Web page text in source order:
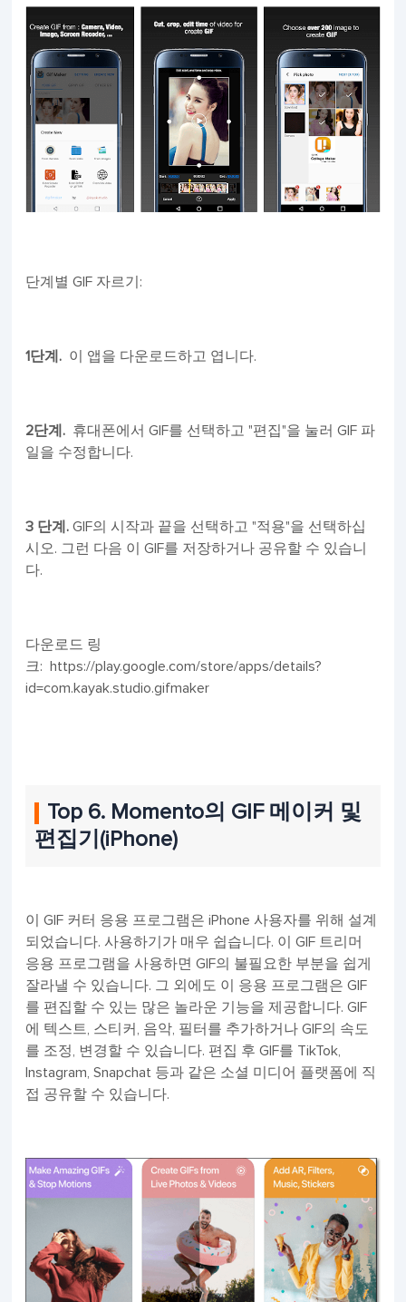
단계별 GIF 자르기:
1단계. 이 앱을 다운로드하고 엽니다.
2단계. 휴대폰에서 GIF를 선택하고 "편집"을 눌러 GIF 파
일을 수정합니다.
3 단계.GIF의 시작과 끝을 선택하고 "적용"을 선택하십
시오. 그런 다음 이 GIF를 저장하거나 공유할 수 있습니
다.
다운로드 링
크: https://play.google.com/store/apps/details?
id=com.kayak.studio.gifmaker
Top 6. Momento의 GIF 메이커 및
편집기(iPhone)
이 GIF 커터 응용 프로그램은 iPhone 사용자를 위해 설계
되었습니다. 사용하기가 매우 쉽습니다. 이 GIF 트리머
응용 프로그램을 사용하면 GIF의 불필요한 부분을 쉽게
잘라낼 수 있습니다. 그 외에도 이 응용 프로그램은 GIF
를 편집할 수 있는 많은 놀라운 기능을 제공합니다. GIF
에 텍스트, 스티커, 음악, 필터를 추가하거나 GIF의 속도
를 조정, 변경할 수 있습니다. 편집 후 GIF를 TikTok,
Instagram, Snapchat 등과 같은 소셜 미디어 플랫폼에 직
접 공유할 수 있습니다.